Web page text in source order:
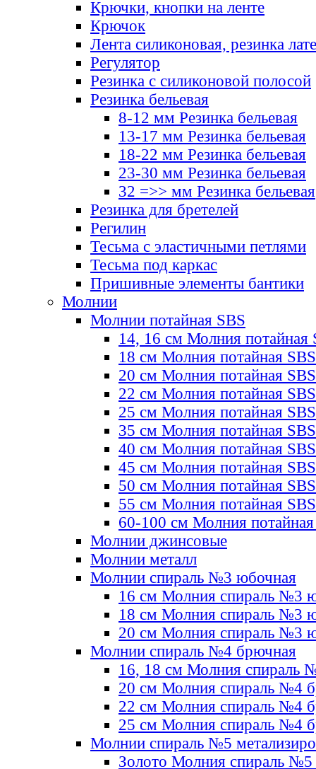
Крючки, кнопки на ленте
Крючок
Лента силиконовая, резинка
Регулятор
Резинка с силиконовой полосой
Резинка бельевая
8-12 мм Резинка бельевая
13-17 мм Резинка бельевая
18-22 мм Резинка бельевая
23-30 мм Резинка бельевая
32 =>> мм Резинка бельевая
Резинка для бретелей
Регилин
Тесьма с эластичными петлями
Тесьма под каркас
Пришивные элементы бантики
Молнии
Молнии потайная SBS
14, 16 см Молния потайная
18 см Молния потайная SBS
20 см Молния потайная SBS
22 см Молния потайная SBS
25 см Молния потайная SBS
35 см Молния потайная SBS
40 см Молния потайная SBS
45 см Молния потайная SBS
50 см Молния потайная SBS
55 см Молния потайная SBS
60-100 см Молния
Молнии джинсовые
Молнии металл
Молнии спираль №3 юбочная
16 см Молния спираль №3
18 см Молния спираль №3
20 см Молния спираль №3
Молнии спираль №4 брючная
16, 18 см Молния спираль
20 см Молния спираль №4
22 см Молния спираль №4
25 см Молния спираль №4
Молнии спираль №5
Золото Молния спираль №5